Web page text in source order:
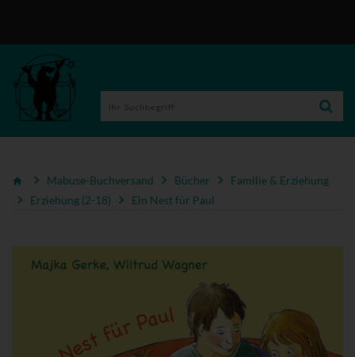
Mabuse-Buchversand Bücher
Familie & Erziehung
Erziehung (2-18)
Ein Nest für Paul